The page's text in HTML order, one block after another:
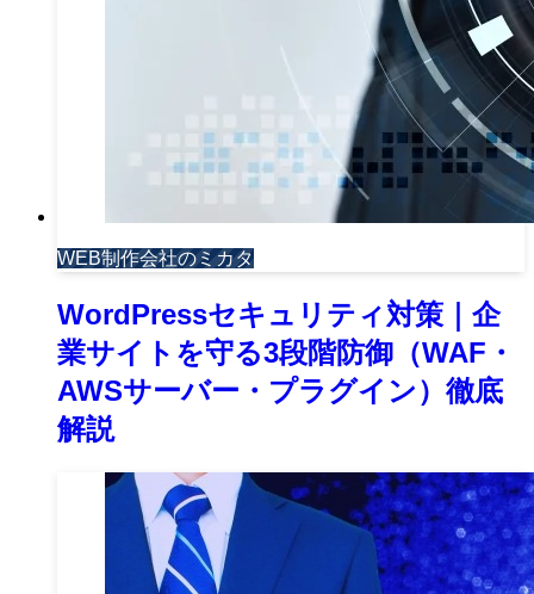
WEB制作会社のミカタ
WordPressセキュリティ対策｜企
業サイトを守る3段階防御（WAF・
AWSサーバー・プラグイン）徹底
解説